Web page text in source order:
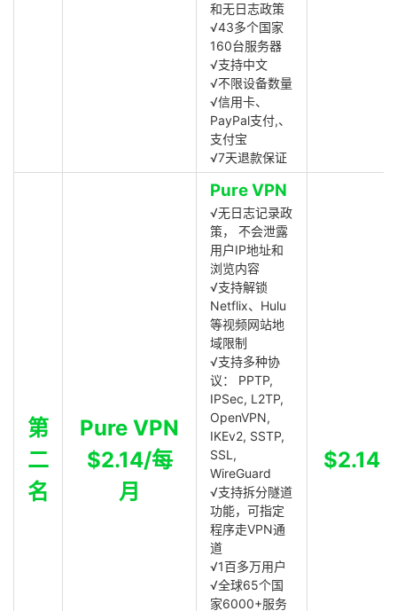
和无日志政策
√43多个国家
160台服务器
√支持中文
√不限设备数量
√信用卡、
PayPal支付,、
支付宝
√7天退款保证
第
二
名
Pure VPN
$2.14/每
月
Pure VPN
√无日志记录政
策， 不会泄露
用户IP地址和
浏览内容
√支持解锁
Netflix、Hulu
等视频网站地
域限制
√支持多种协
议： PPTP,
IPSec, L2TP,
OpenVPN,
IKEv2, SSTP,
SSL,
WireGuard
√支持拆分隧道
功能，可指定
程序走VPN通
道
√1百多万用户
√全球65个国
家6000+服务
$2.14